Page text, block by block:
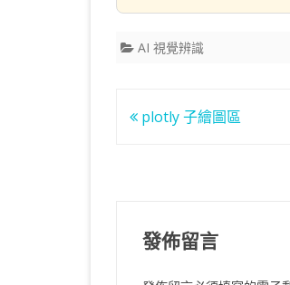
AI 視覺辨識
文plotly 子繪圖區
發佈留言